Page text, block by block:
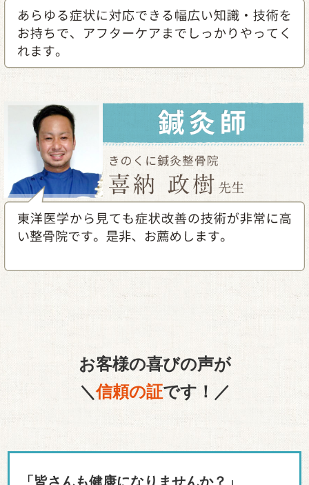
お客様の喜びの声が
＼信頼の証です！／
「皆さんも健康になりませんか？」